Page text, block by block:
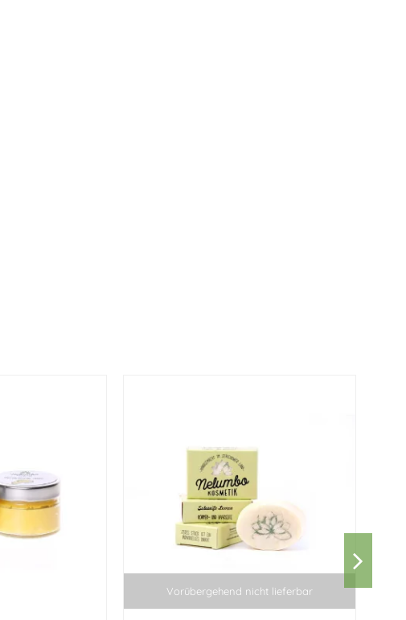
Vorübergehend nicht lieferbar